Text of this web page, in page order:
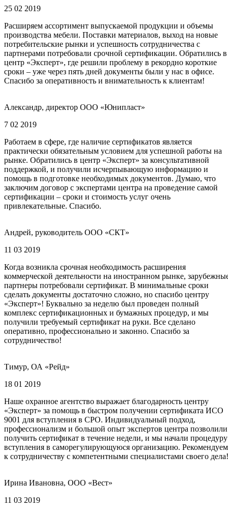
25 02 2019
Расширяем ассортимент выпускаемой продукции и объемы
производства мебели. Поставки материалов, выход на новые
потребительские рынки и успешность сотрудничества с
партнерами потребовали срочной сертификации. Обратились в
центр «Эксперт», где решили проблему в рекордно короткие
сроки – уже через пять дней документы были у нас в офисе.
Спасибо за оперативность и внимательность к клиентам!
Александр, директор ООО «Юнипласт»
7 02 2019
Работаем в сфере, где наличие сертификатов является
практически обязательным условием для успешной работы на
рынке. Обратились в центр «Эксперт» за консультативной
поддержкой, и получили исчерпывающую информацию и
помощь в подготовке необходимых документов. Думаю, что
заключим договор с экспертами центра на проведение самой
сертификации – сроки и стоимость услуг очень
привлекательные. Спасибо.
Андрей, руководитель ООО «СКТ»
11 03 2019
Когда возникла срочная необходимость расширения
коммерческой деятельности на иностранном рынке,
партнеры потребовали сертификат. В минимальные сроки
сделать документы достаточно сложно, но спасибо центру
«Эксперт»! Буквально за неделю был проведен полный
комплекс сертификационных и бумажных процедур, и мы
получили требуемый сертификат на руки. Все сделано
оперативно, профессионально и законно. Спасибо за
сотрудничество!
Тимур, ОА «Рейд»
18 01 2019
Наше охранное агентство выражает благодарность центру
«Эксперт» за помощь в быстром получении сертификата ИСО
9001 для вступления в СРО. Индивидуальный подход,
профессионализм и большой опыт экспертов центра позволили
получить сертификат в течение недели, и мы начали процедуру
вступления в саморегулирующуюся организацию. Рекомендуем
к сотрудничеству с компетентными специалистами своего дела!
Ирина Ивановна, ООО «Вест»
11 03 2019